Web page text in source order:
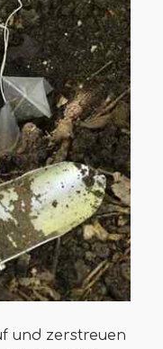
und zerstreuen